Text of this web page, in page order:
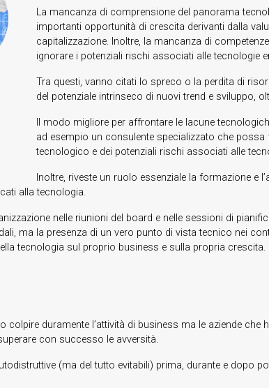
La mancanza di comprensione del panorama
importanti opportunità di crescita derivanti dalla
capitalizzazione. Inoltre, la mancanza di
ignorare i potenziali rischi associati alle tecnologie
Tra questi, vanno citati lo spreco o la perdita di
del potenziale intrinseco di nuovi trend e sviluppo,
Il modo migliore per affrontare le lacune
ad esempio un consulente specializzato che
tecnologico e dei potenziali rischi associati alle
Inoltre, riveste un ruolo essenziale la formazione e
alla tecnologia.
nelle riunioni del board e nelle sessioni di
ma la presenza di un vero punto di vista tecnico nei
tecnologia sul proprio business e sulla propria crescita.
duramente l’attività di business ma le aziende
con successo le avversità.
(ma del tutto evitabili) prima, durante e dopo